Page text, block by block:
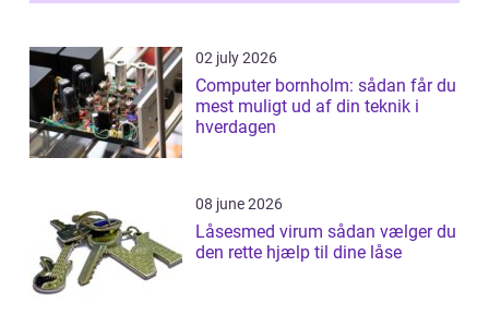
02 july 2026
Computer bornholm: sådan får du
mest muligt ud af din teknik i
hverdagen
08 june 2026
Låsesmed virum sådan vælger du
den rette hjælp til dine låse